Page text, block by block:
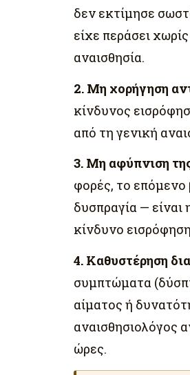
δεν εκτίμησε
είχε περάσει
αναισθησία.
2. Μη χορήγηση
κίνδυνος
από τη γενική
3. Μη αφύπνιση
φορές, το
δυσπραγία —
κίνδυνο
4. Καθυστέρηση
συμπτώματα
αίματος ή
αναισθησιολόγος
ώρες.